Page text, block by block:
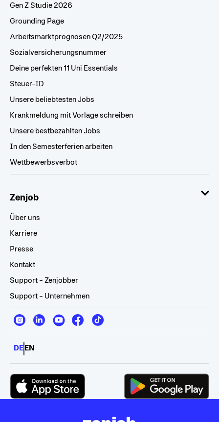
Gen Z Studie 2026
Grounding Page
Arbeitsmarktprognosen Q2/2025
Sozialversicherungsnummer
Deine perfekten 11 Uni Essentials
Steuer-ID
Unsere beliebtesten Jobs
Krankmeldung mit Vorlage schreiben
Unsere bestbezahlten Jobs
In den Semesterferien arbeiten
Wettbewerbsverbot
Zenjob
Über uns
Karriere
Presse
Kontakt
Support - Zenjobber
Support - Unternehmen
DEEN